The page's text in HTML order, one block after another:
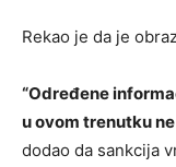
Rekao je da je
“Određene
u ovom trenutku
dodao da sankcija